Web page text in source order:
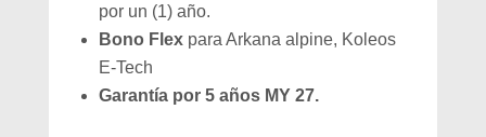
por un (1) año.
Bono Flexpara Arkana alpine, Koleos
E-Tech
Garantía por 5 años MY 27.